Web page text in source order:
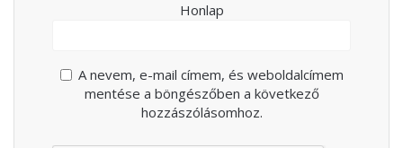
Honlap
A nevem, e-mail címem, és weboldalcímem
mentése a böngészőben a következő
hozzászólásomhoz.